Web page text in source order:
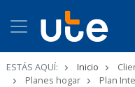
ESTÁS AQUÍ: Inicio
Planes hogar
Plan